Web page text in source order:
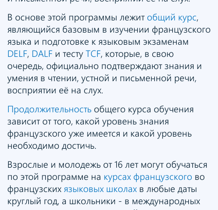
В основе этой программы лежит общий курс,
являющийся базовым в изучении французского
языка и подготовке к языковым экзаменам
DELF, DALF и тесту TCF, которые, в свою
очередь, официально подтверждают знания и
умения в чтении, устной и письменной речи,
восприятии её на слух.
Продолжительность общего курса обучения
зависит от того, какой уровень знания
французского уже имеется и какой уровень
необходимо достичь.
Взрослые и молодежь от 16 лет могут обучаться
по этой программе на курсах французского во
французских языковых школах в любые даты
круглый год, а школьники - в международных